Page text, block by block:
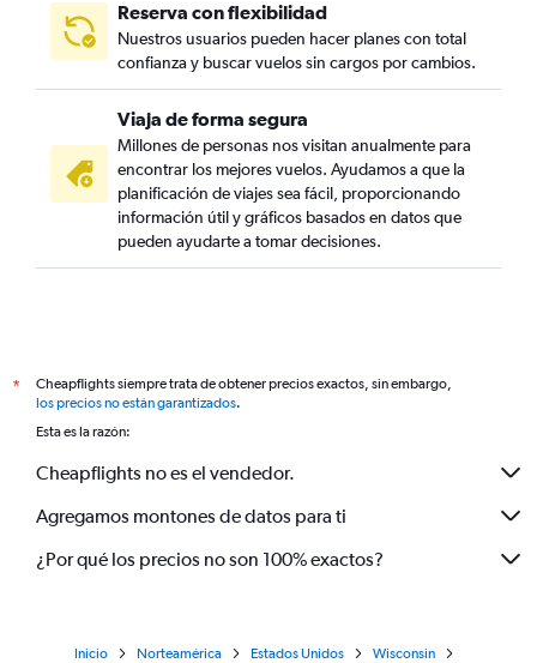
Reserva con flexibilidad
Nuestros usuarios pueden hacer planes con total
confianza y buscar vuelos sin cargos por cambios.
Viaja de forma segura
Millones de personas nos visitan anualmente para
encontrar los mejores vuelos. Ayudamos a que la
planificación de viajes sea fácil, proporcionando
información útil y gráficos basados en datos que
pueden ayudarte a tomar decisiones.
*
Cheapflights siempre trata de obtener precios exactos, sin embargo,
los precios no están garantizados.
Esta es la razón:
Cheapflights no es el vendedor.
Agregamos montones de datos para ti
¿Por qué los precios no son 100% exactos?
Inicio Norteamérica Estados Unidos Wisconsin